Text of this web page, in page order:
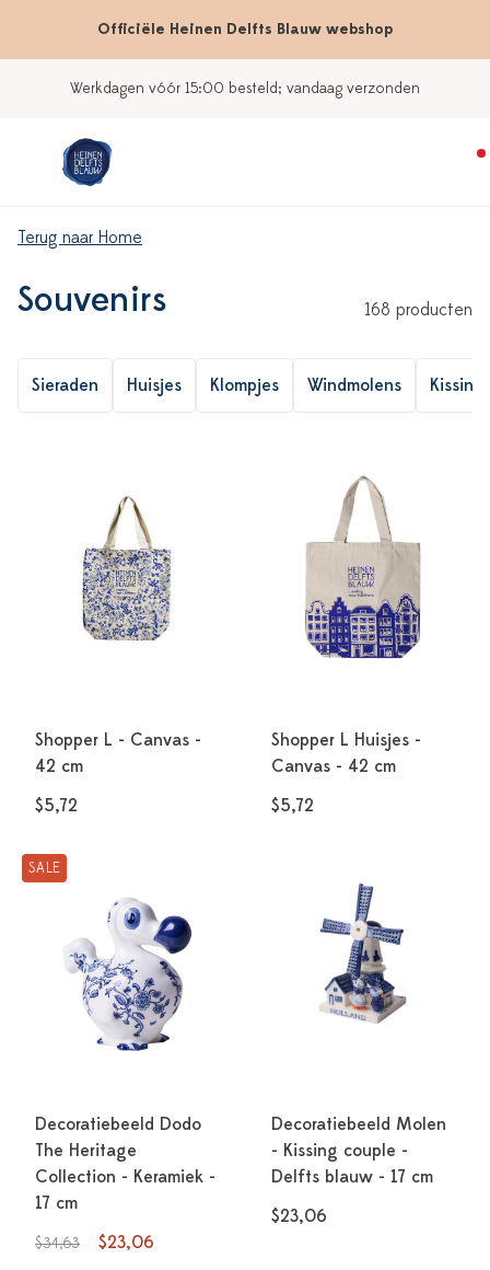
Officiële Heinen Delfts Blauw webshop
Onze winkels
Terug naar Home
Souvenirs 168 producten
Sieraden Huisjes Klompjes Windmolens
Shopper L - Canvas -
42 cm
$5,72
Shopper L Huisjes -
Canvas - 42 cm
$5,72
SALE
Decoratiebeeld Dodo
The Heritage
Collection - Keramiek -
17 cm
$34,63
$23,06
Decoratiebeeld Molen
- Kissing couple -
Delfts blauw - 17 cm
$23,06